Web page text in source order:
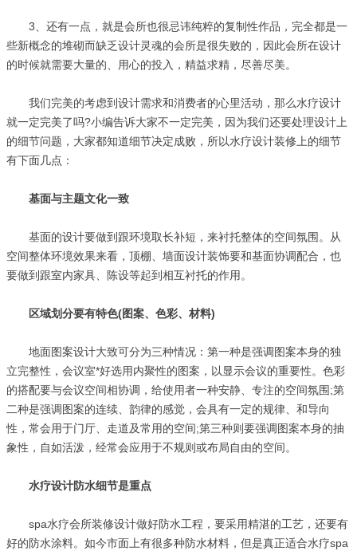
3、还有一点，就是会所也很忌讳纯粹的复制性作品，完全都是一
些新概念的堆砌而缺乏设计灵魂的会所是很失败的，因此会所在设计
的时候就需要大量的、用心的投入，精益求精，尽善尽美。
我们完美的考虑到设计需求和消费者的心里活动，那么水疗设计
就一定完美了吗?小编告诉大家不一定完美，因为我们还要处理设计上
的细节问题，大家都知道细节决定成败，所以水疗设计装修上的细节
有下面几点：
基面与主题文化一致
基面的设计要做到跟环境取长补短，来衬托整体的空间氛围。从
空间整体环境效果来看，顶棚、墙面设计装饰要和基面协调配合，也
要做到跟室内家具、陈设等起到相互衬托的作用。
区域划分要有特色(图案、色彩、材料)
地面图案设计大致可分为三种情况：第一种是强调图案本身的独
立完整性，会议室*好选用内聚性的图案，以显示会议的重要性。色彩
的搭配要与会议空间相协调，给使用者一种安静、专注的空间氛围;第
二种是强调图案的连续、韵律的感觉，会具有一定的规律、和导向
性，常会用于门厅、走道及常用的空间;第三种则要强调图案本身的抽
象性，自如活泼，经常会应用于不规则或布局自由的空间。
水疗设计防水细节是重点
spa水疗会所装修设计做好防水工程，要采用精湛的工艺，还要有
好的防水涂料。如今市面上有很多种防水材料，但是真正适合水疗spa